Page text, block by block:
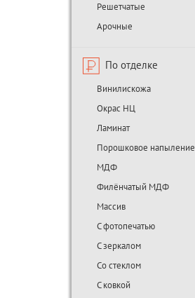
Решетчатые
Арочные
По отделке
Винилискожа
Окрас НЦ
Ламинат
Порошковое напыление
МДФ
Филёнчатый МДФ
Массив
С фотопечатью
С зеркалом
Со стеклом
С ковкой